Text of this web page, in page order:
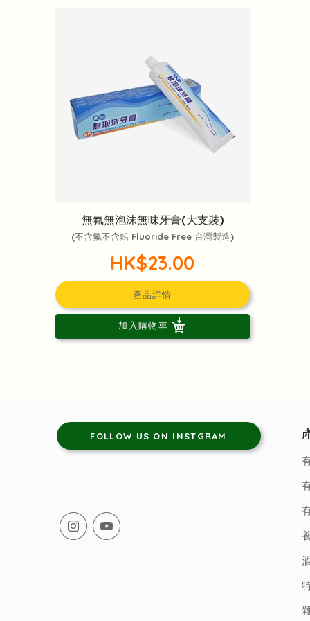
無氟無泡沫無味牙膏(大支裝)
(不含氟不含鉛 Fluoride Free 台灣製造)
HK$23.00
產品詳情
加入購物車
FOLLOW US ON INSTGRAM